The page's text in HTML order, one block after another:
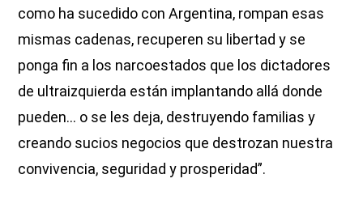
como ha sucedido con Argentina, rompan esas
mismas cadenas, recuperen su libertad y se
ponga fin a los narcoestados que los dictadores
de ultraizquierda están implantando allá donde
pueden... o se les deja, destruyendo familias y
creando sucios negocios que destrozan nuestra
convivencia, seguridad y prosperidad”.